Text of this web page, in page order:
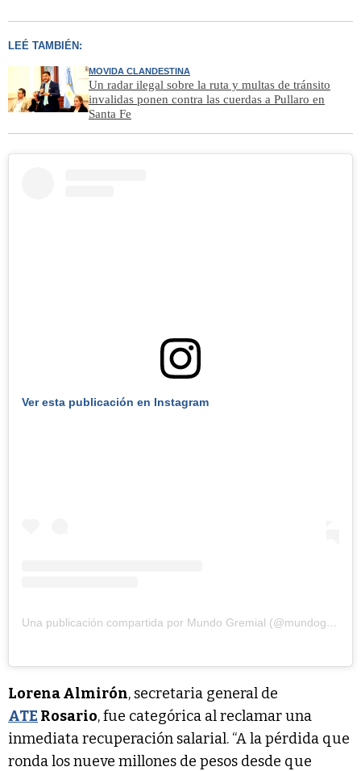
LEÉ TAMBIÉN:
MOVIDA CLANDESTINA
Un radar ilegal sobre la ruta y multas de tránsito
invalidas ponen contra las cuerdas a Pullaro en
Santa Fe
Ver esta publicación en Instagram
Una publicación compartida por Mundo Gremial (@mundogremial)
Lorena Almirón, secretaria general de
ATE Rosario, fue categórica al reclamar una
inmediata recuperación salarial. “A la pérdida que
ronda los nueve millones de pesos desde que